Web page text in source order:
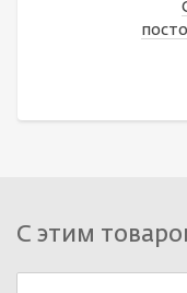
С этим